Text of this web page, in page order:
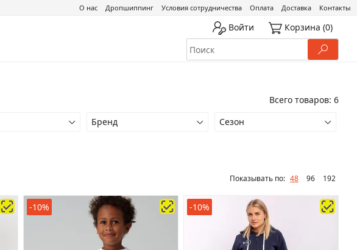
О нас Дропшиппинг Условия сотрудничества Оплата Доставка Контакты
Войти Корзина (0)
Всего товаров: 6
Бренд
Сезон
Показывать по: 48 96 192
-10% -10%